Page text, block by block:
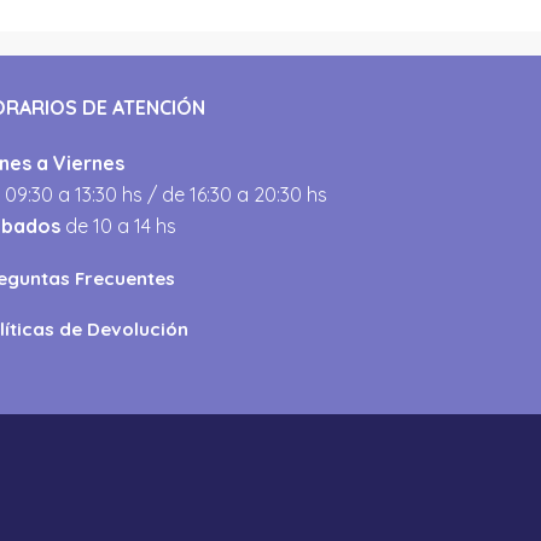
DE ATENCIÓN
a Viernes
a 13:30 hs / de 16:30 a 20:30 hs
de 10 a 14 hs
Frecuentes
de Devolución